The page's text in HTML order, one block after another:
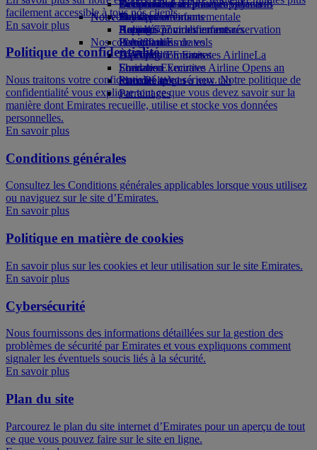
Boissons
Notre flotte
Boeing 777
L’A380 d’Emirates
L’A350 d’Emirates
Emirates Executive
Plan des sièges
Divertissements pour les enfants
Jouets pour enfants
Activités pour les enfants
La durabilité en pratique
Politique environnementale
Rapports environnementaux
Nos communautés
La Fondation Emirates AirlineLa
Fondation Emirates Airline Opens an
external link in a new tab
Parrainages
Genève-Dubai
Nouvelles destinations
Helsinki
Hangzhou
Da Nang
Shenzhen
Siem Reap
Se connecter à Emirates Skywards
Skywards+
Téléphone portable et l'application
Emirates
Annuler ou modifier une réservation
Perturbations de vols
À propos d’Emirates
facilement accessible à tous nos clients.
En savoir plus
Politique de confidentialité
Nous traitons votre confidentialité avec sérieux. Notre politique de
confidentialité vous explique tout ce que vous devez savoir sur la
manière dont Emirates recueille, utilise et stocke vos données
personnelles.
En savoir plus
Conditions générales
Consultez les Conditions générales applicables lorsque vous utilisez
ou naviguez sur le site d’Emirates.
En savoir plus
Politique en matière de cookies
En savoir plus sur les cookies et leur utilisation sur le site Emirates.
En savoir plus
Cybersécurité
Nous fournissons des informations détaillées sur la gestion des
problèmes de sécurité par Emirates et vous expliquons comment
signaler les éventuels soucis liés à la sécurité.
En savoir plus
Plan du site
Parcourez le plan du site internet d’Emirates pour un aperçu de tout
ce que vous pouvez faire sur le site en ligne.